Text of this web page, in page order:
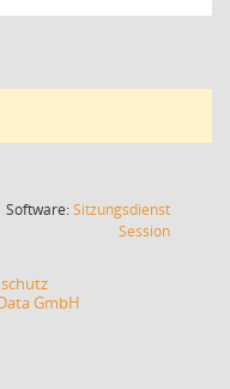
Software:Sitzungsdienst
Session(Wird in
GmbH